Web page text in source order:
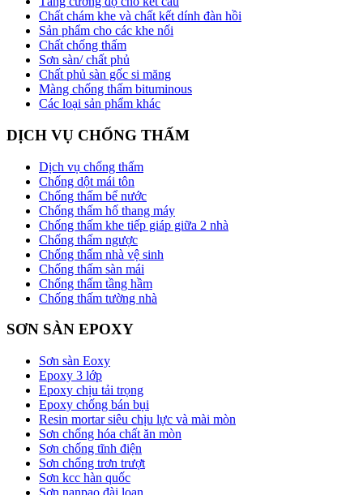
Chất chám khe và chất kết dính đàn hồi
Sản phẩm cho các khe nối
Chất chống thấm
Sơn sàn/ chất phủ
Chất phủ sàn gốc si măng
Màng chống thấm bituminous
Các loại sản phẩm khác
DỊCH VỤ CHỐNG THẤM
Dịch vụ chống thấm
Chống dột mái tôn
Chống thấm bể nước
Chống thấm hố thang máy
Chống thấm khe tiếp giáp giữa 2 nhà
Chống thấm ngược
Chống thấm nhà vệ sinh
Chống thấm sàn mái
Chống thấm tầng hầm
Chống thấm tường nhà
SƠN SÀN EPOXY
Sơn sàn Eoxy
Epoxy 3 lớp
Epoxy chịu tải trọng
Epoxy chống bán bụi
Resin mortar siêu chịu lực và mài mòn
Sơn chống hóa chất ăn mòn
Sơn chống tĩnh điện
Sơn chống trơn trượt
Sơn kcc hàn quốc